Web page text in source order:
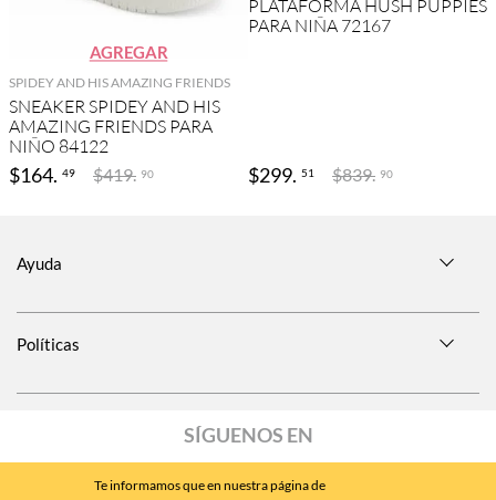
Te informamos que en nuestra página de
AGREGAR
SPIDEY AND HIS AMAZING FRIENDS
SNEAKER SPIDEY AND HIS
AMAZING FRIENDS PARA
NIÑO 84122
$164. 49 $419. 90
PLATAFORMA HUSH PUPPIES
PARA NIÑA 72167
$299. 51 $839. 90
Ayuda
Políticas
SÍGUENOS EN